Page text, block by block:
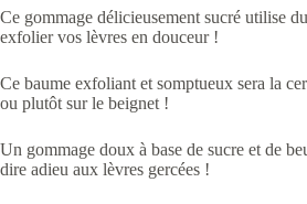
Ce gommage délicieusement sucré utilise
exfolier vos lèvres en douceur !
Ce baume exfoliant et somptueux sera la
ou plutôt sur le beignet !
Un gommage doux à base de sucre et de
dire adieu aux lèvres gercées !